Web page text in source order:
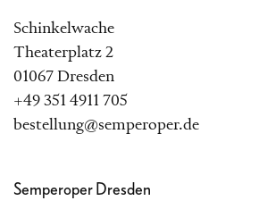
Schinkelwache
Theaterplatz 2
01067 Dresden
+49 351 4911 705
bestellung@semperoper.de
Semperoper Dresden